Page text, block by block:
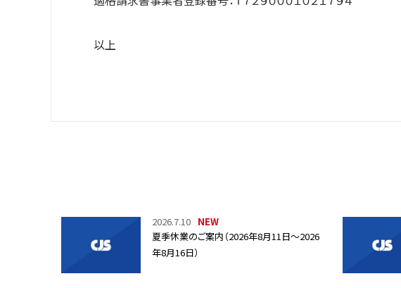
以上
2026.7.10
夏季休業のご案内（2026年8月11日～2026
年8月16日）